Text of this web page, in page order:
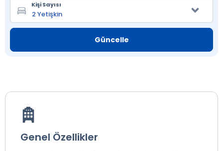
Kişi Sayısı
Güncelle
Genel Özellikler